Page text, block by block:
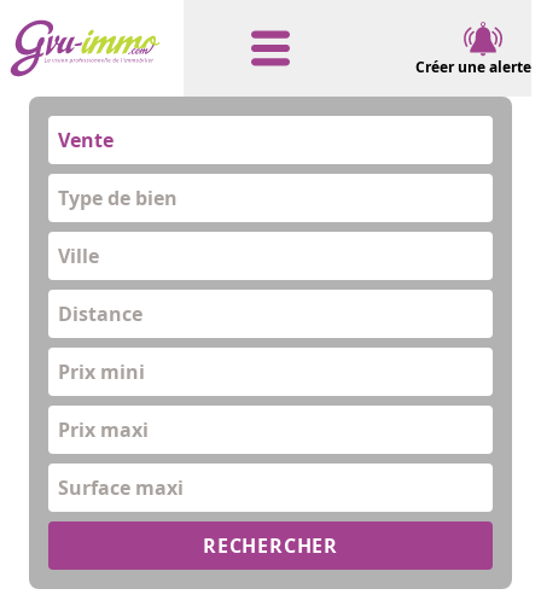
Créer une alerte
Vente
Type de bien
Distance
Prix mini
Prix maxi
Surface maxi
RECHERCHER